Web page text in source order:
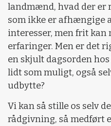
landmænd, hvad der er
som ikke er afhængige
interesser, men frit kan
erfaringer. Men er det
en skjult dagsorden hos
lidt som muligt, også
udbytte?
Vi kan så stille os selv
rådgivning, så medført